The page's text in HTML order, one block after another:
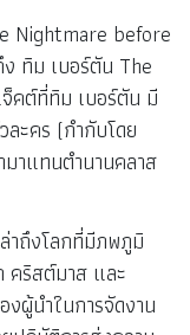
Nightmare before
ทิม เบอร์ตัน The
คต์ที่ทิม เบอร์ตัน มี
ละคร (กำกับโดย
าแทนตำนานคลาส
าถึงโลกที่มีภพภูมิ
คริสต์มาส และ
ผู้นำในการจัดงาน